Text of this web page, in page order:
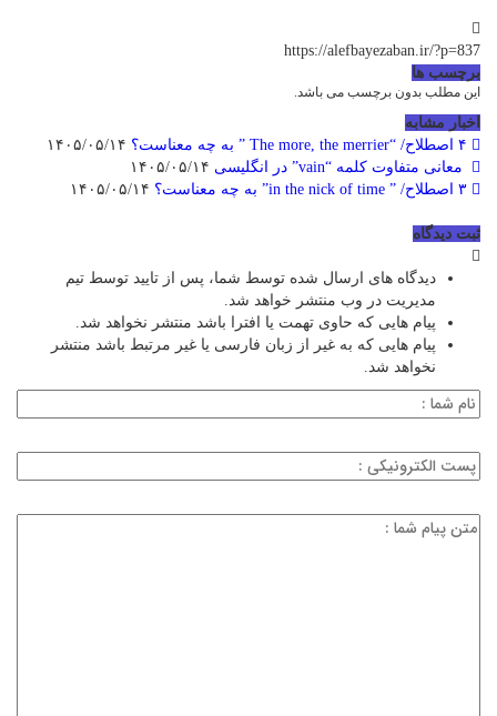
https://alefbayezaban.ir/?p=837
برچسب ها
این مطلب بدون برچسب می باشد.
اخبار مشابه
معانی متفاوت کلمه “vain” در انگلیسی
ثبت دیدگاه
دیدگاه های ارسال شده توسط شما، پس از تایید توسط تیم
مدیریت در وب منتشر خواهد شد.
پیام هایی که حاوی تهمت یا افترا باشد منتشر نخواهد شد.
پیام هایی که به غیر از زبان فارسی یا غیر مرتبط باشد منتشر
نخواهد شد.